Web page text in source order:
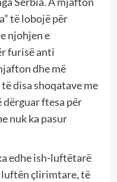
të lobojë për
njohjen e
furisë anti
dhe më
disa shoqatave me
dërguar ftesa për
nuk ka pasur
edhe ish-luftëtarë
luftën çlirimtare, të